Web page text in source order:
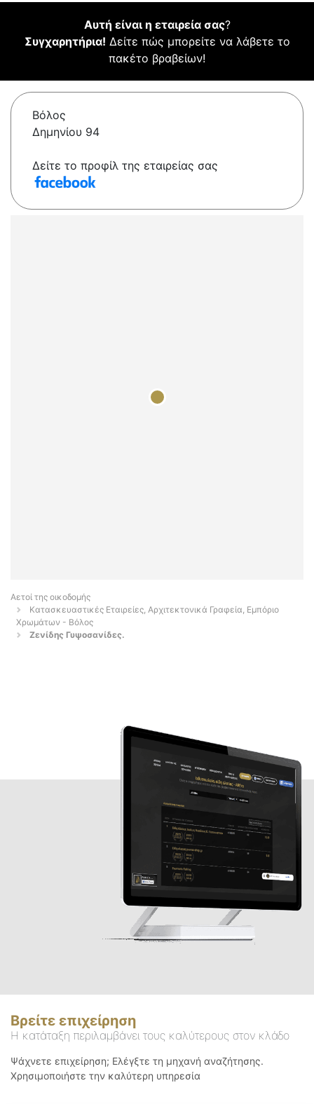
Αυτή είναι η εταιρεία σας?
Συγχαρητήρια! Δείτε πώς μπορείτε να λάβετε το
πακέτο βραβείων!
Βόλος
Δημηνίου 94
Δείτε το προφίλ της εταιρείας σας
Αετοί της οικοδομής
Κατασκευαστικές Εταιρείες, Αρχιτεκτονικά Γραφεία, Εμπόριο
Χρωμάτων - Βόλος
Ζενίδης Γυψοσανίδες.
Βρείτε επιχείρηση
Η κατάταξη περιλαμβάνει τους καλύτερους στον κλάδο
Ψάχνετε επιχείρηση; Ελέγξτε τη μηχανή αναζήτησης.
Χρησιμοποιήστε την καλύτερη υπηρεσία